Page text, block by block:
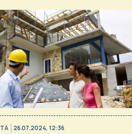
26.07.2024, 12:36